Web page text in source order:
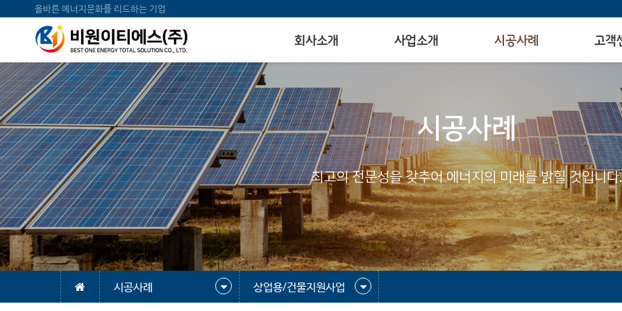
올바른 에너지문화를 리드하는 기업
회사소개 사업소개 시공사례 고객
시공사례
최고의 전문성을 갖추어 에너지의 미래를 밝힐 것입니다.
시공사례 상업용/건물지원사업